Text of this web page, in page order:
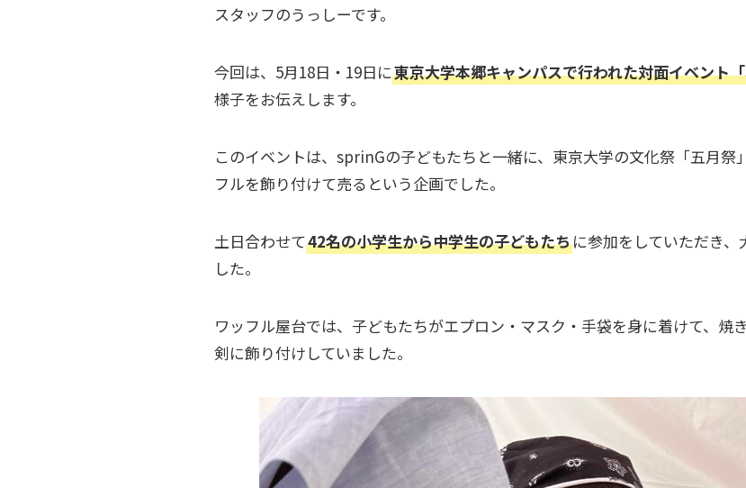
スタッフのうっしーです。
今回は、5月18日・19日に東京大学本郷キャンパスで行われた対面イベント
様子をお伝えします。
このイベントは、sprinGの子どもたちと一緒に、東京大学の文化祭「五月祭
フルを飾り付けて売るという企画でした。
土日合わせて42名の小学生から中学生の子どもたちに参加をしていただき
した。
ワッフル屋台では、子どもたちがエプロン・マスク・手袋を身に着けて、焼
剣に飾り付けしていました。